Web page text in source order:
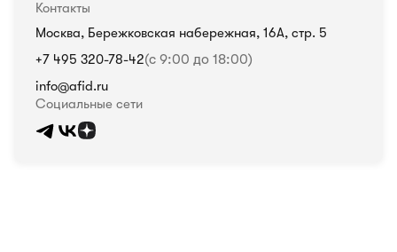
Контакты
Москва, Бережковская набережная, 16А, стр. 5
+7 495 320-78-42(с 9:00 до 18:00)
info@afid.ru
Социальные сети